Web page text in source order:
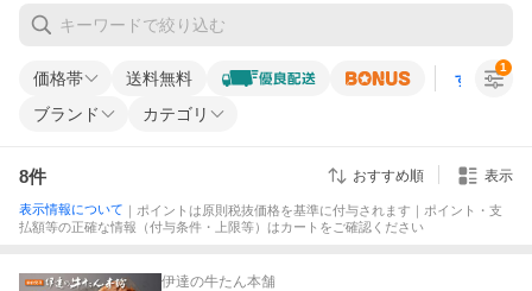
価格帯 送料無料 すべての条
ブランド カテゴリ
1
8件 おすすめ順 表示
表示情報について ｜ポイントは原則税抜価格を基準に付与されます｜ポイント・支
払額等の正確な情報（付与条件・上限等）はカートをご確認ください
伊達の牛たん本舗